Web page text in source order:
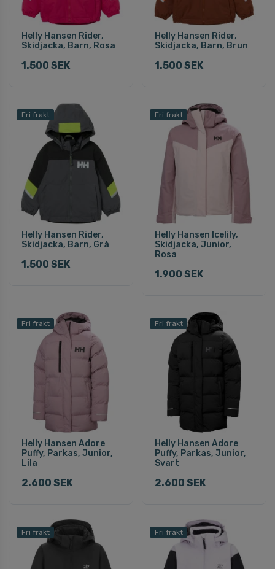
Helly Hansen Rider,
Skidjacka, Barn, Rosa
1.500 SEK
Helly Hansen Rider,
Skidjacka, Barn, Brun
1.500 SEK
Fri frakt
Helly Hansen Rider,
Skidjacka, Barn, Grå
1.500 SEK
Fri frakt
Helly Hansen Icelily,
Skidjacka, Junior,
Rosa
1.900 SEK
Fri frakt
Helly Hansen Adore
Puffy, Parkas, Junior,
Lila
2.600 SEK
Fri frakt
Helly Hansen Adore
Puffy, Parkas, Junior,
Svart
2.600 SEK
Fri frakt Fri frakt